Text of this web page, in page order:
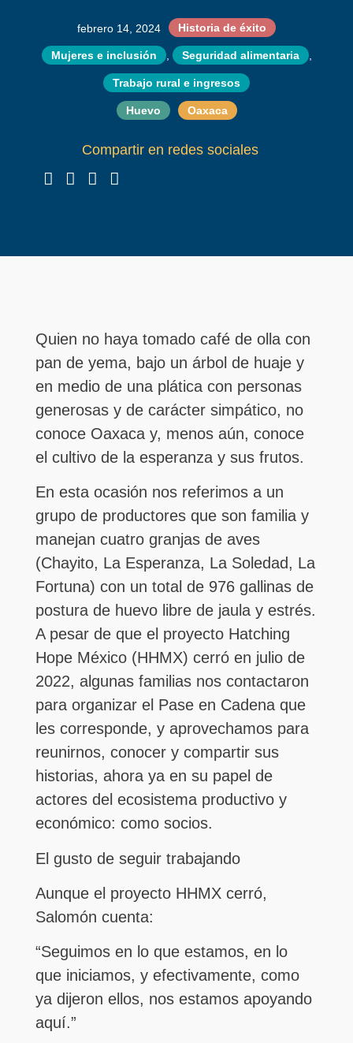
febrero 14, 2024 Historia de éxito
Mujeres e inclusión , Seguridad alimentaria ,
Trabajo rural e ingresos
Huevo Oaxaca
Compartir en redes sociales
Quien no haya tomado café de olla con
pan de yema, bajo un árbol de huaje y
en medio de una plática con personas
generosas y de carácter simpático, no
conoce Oaxaca y, menos aún, conoce
el cultivo de la esperanza y sus frutos.
En esta ocasión nos referimos a un
grupo de productores que son familia y
manejan cuatro granjas de aves
(Chayito, La Esperanza, La Soledad, La
Fortuna) con un total de 976 gallinas de
postura de huevo libre de jaula y estrés.
A pesar de que el proyecto Hatching
Hope México (HHMX) cerró en julio de
2022, algunas familias nos contactaron
para organizar el Pase en Cadena que
les corresponde, y aprovechamos para
reunirnos, conocer y compartir sus
historias, ahora ya en su papel de
actores del ecosistema productivo y
económico: como socios.
El gusto de seguir trabajando
Aunque el proyecto HHMX cerró,
Salomón cuenta:
“Seguimos en lo que estamos, en lo
que iniciamos, y efectivamente, como
ya dijeron ellos, nos estamos apoyando
aquí.”